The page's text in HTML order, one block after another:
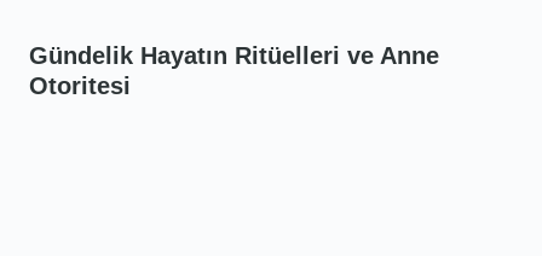
Gündelik Hayatın Ritüelleri ve Anne
Otoritesi